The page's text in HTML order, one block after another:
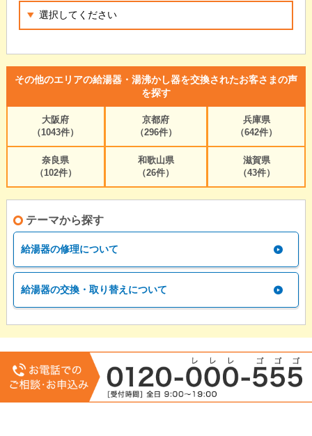
その他のエリアの給湯器・湯沸かし器を交換されたお客さまの声
を探す
大阪府
（1043件）
京都府
（296件）
兵庫県
（642件）
奈良県
（102件）
和歌山県
（26件）
滋賀県
（43件）
テーマから探す
給湯器の修理について
給湯器の交換・取り替えについて